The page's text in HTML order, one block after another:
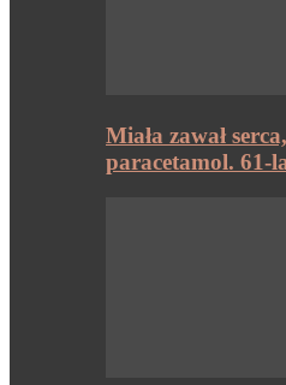
Miała zawał
paracetamol. 61-